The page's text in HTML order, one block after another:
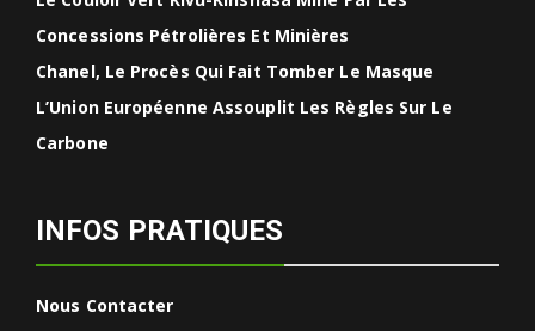
Concessions Pétrolières Et Minières
Chanel, Le Procès Qui Fait Tomber Le Masque
L’Union Européenne Assouplit Les Règles Sur Le
Carbone
INFOS PRATIQUES
Nous Contacter